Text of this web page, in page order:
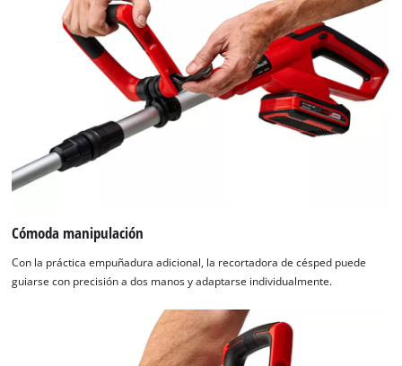
Cómoda manipulación
Con la práctica empuñadura adicional, la recortadora de césped puede
guiarse con precisión a dos manos y adaptarse individualmente.